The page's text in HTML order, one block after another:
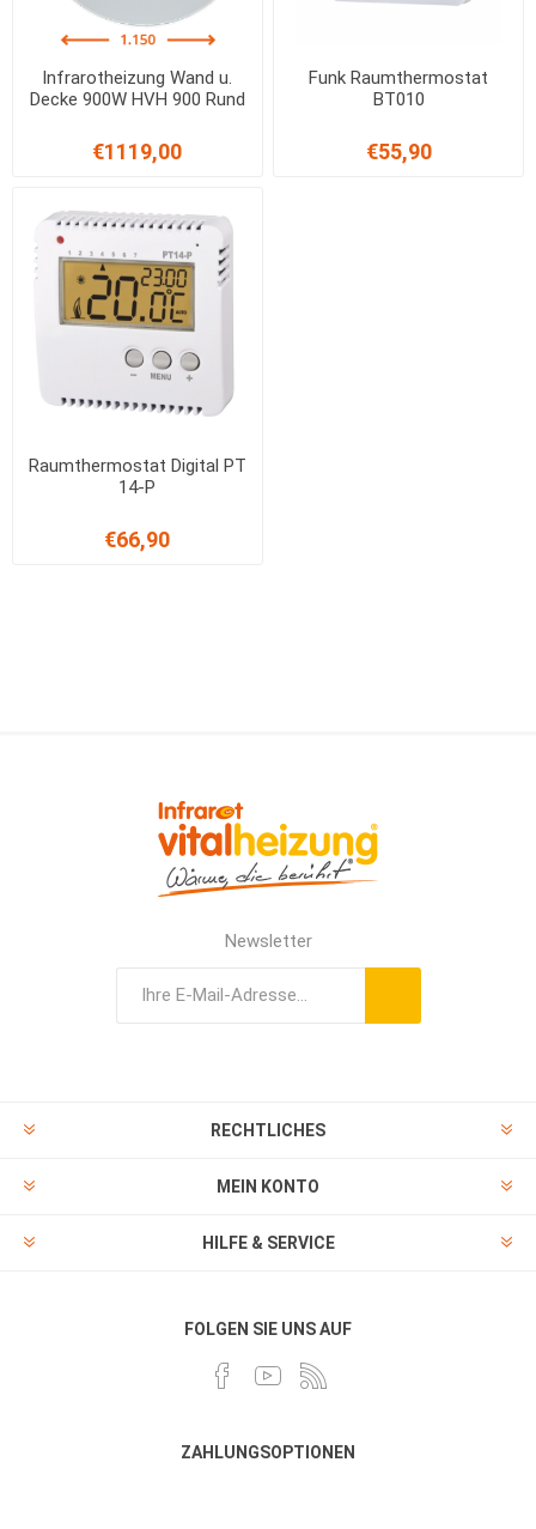
Infrarotheizung Wand u.
Decke 900W HVH 900 Rund
€1119,00
Funk Raumthermostat
BT010
€55,90
Raumthermostat Digital PT
14-P
€66,90
Newsletter
RECHTLICHES
MEIN KONTO
HILFE & SERVICE
FOLGEN SIE UNS AUF
ZAHLUNGSOPTIONEN